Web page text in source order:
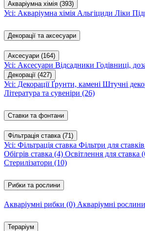
Акваріумна хімія (393)
Усі: Акваріумна хімія Альгіциди Ліки
Декорації та аксесуари
Аксесуари (164)
Усі: Аксесуари Відсадники Годівниці,
Декорації (427)
Усі: ДекораціїҐрунти, камені Штучні
Література та сувеніри (26)
Ставки та фонтани
Фільтрація ставка (71)
Усі: Фільтрація ставка Фільтри для ставків
Обігрів ставка (4) Освітлення для ставка
Стерилізатори (10)
Рибки та рослини
Акваріумні рибки (0) Акваріумні рослини
Тераріум